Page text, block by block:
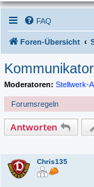
FAQ
Foren-Übersicht
Moderatoren: Stellwerk-
Forumsregeln
Antworten
Chris135